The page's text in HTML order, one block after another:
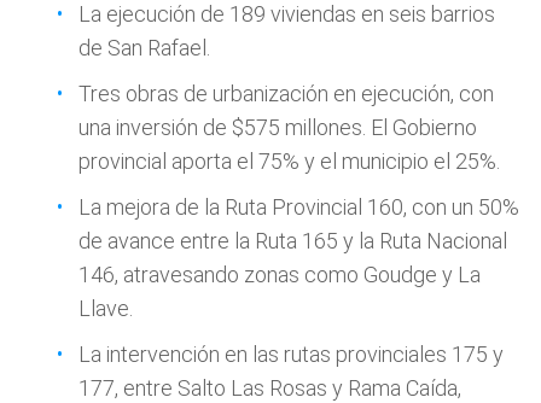
La ejecución de 189 viviendas en seis barrios
de San Rafael.
Tres obras de urbanización en ejecución, con
una inversión de $575 millones. El Gobierno
provincial aporta el 75% y el municipio el 25%.
La mejora de la Ruta Provincial 160, con un 50%
de avance entre la Ruta 165 y la Ruta Nacional
146, atravesando zonas como Goudge y La
Llave.
La intervención en las rutas provinciales 175 y
177, entre Salto Las Rosas y Rama Caída,